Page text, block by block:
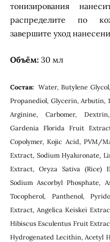
тонизирования
распределите по
завершите уход
Объём: 30 мл
Состав: Water, Butylene
Propanediol, Glycerin, Arbutin,
Arginine, Carbomer,
Gardenia Florida Fruit
Copolymer, Kojic Acid, PVM/
Extract, Sodium Hyaluronate,
Extract, Oryza Sativa (Rice)
Sodium Ascorbyl Phosphate,
Tocopherol, Panthenol,
Extract, Angelica Keiskei
Hibiscus Esculentus Fruit
Hydrogenated Lecithin, Acetyl